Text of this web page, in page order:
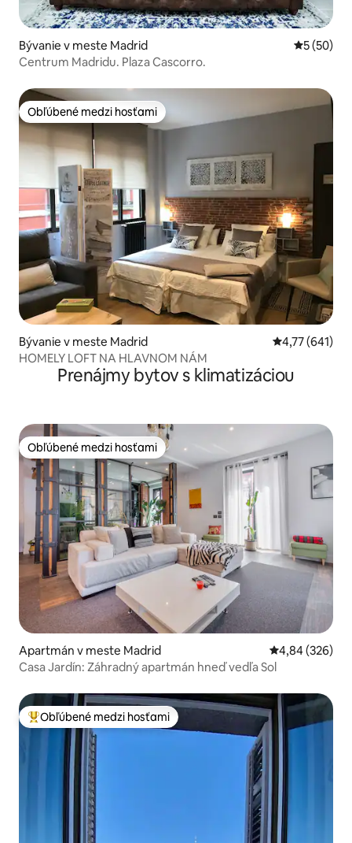
Bývanie v meste Madrid
5 (50)
Centrum Madridu. Plaza Cascorro.
Obľúbené medzi hosťami
Obľúbené medzi hosťami
Bývanie v meste Madrid Priemerné
4,77 (641)
HOMELY LOFT NA HLAVNOM NÁM
Prenájmy bytov s klimatizáciou
Obľúbené medzi hosťami
Obľúbené medzi hosťami
Apartmán v meste Madrid Priemerné
4,84 (326)
Casa Jardín: Záhradný apartmán hneď vedľa Sol
Najobľúbenejšie medzi hosťami
Obľúbené medzi hosťami